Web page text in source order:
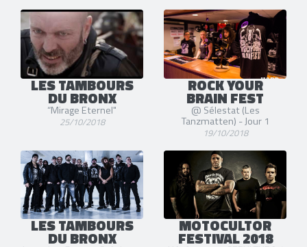
LES TAMBOURS
DU BRONX
“Mirage Eternel"
25/10/2018
ROCK YOUR
BRAIN FEST
@ Sélestat (Les
Tanzmatten) - Jour 1
19/10/2018
LES TAMBOURS
DU BRONX
MOTOCULTOR
FESTIVAL 2018